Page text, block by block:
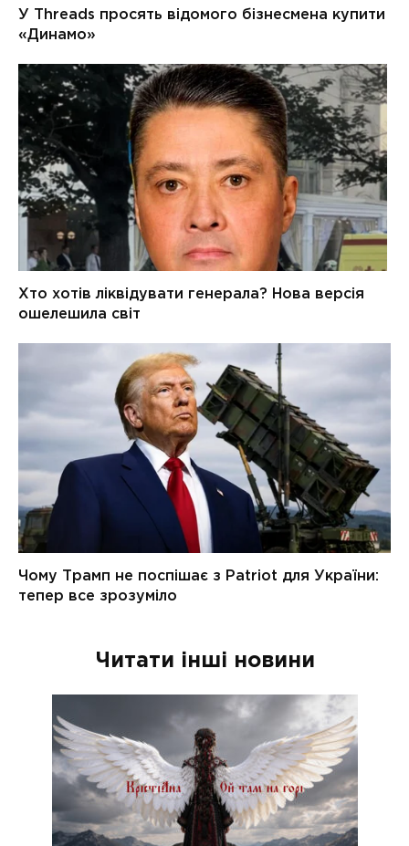
Читати інші новини